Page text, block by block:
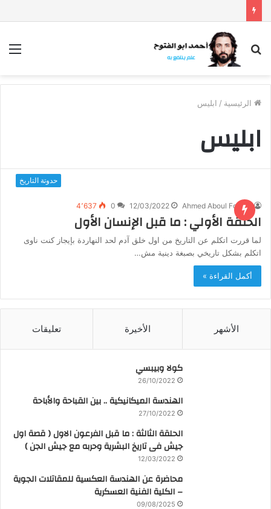
بحث
عن
الرئيسية / ابليس
ابليس
حدوتة التاريخ
Ahmed Aboul Fotouh
12/03/2022
0 4٬637
الحلقة الأولي : ما قبل الإنسان الأول
لما قررت اتكلم عن التاريخ من اول خلق آدم لحد النهاردة بإيجاز كنت ناوى
اتكلم بشكل تاريخي بصبغة دينية مش…
أكمل القراءة »
الأشهر الأخيرة تعليقات
كولا وبيبسي
26/10/2022
الهندسة الميكانيكية .. بين القباحة والأباحة
27/10/2022
الحلقة الثالثة : ما قبل الفرعون الاول ( قصة اول
جيش فى تاريخ البشرية وحربه مع جيش الجن )
12/03/2022
محاضرة عن الهندسة العكسية للمقاتلات الجوية
– الكلية الفنية العسكرية
09/08/2025